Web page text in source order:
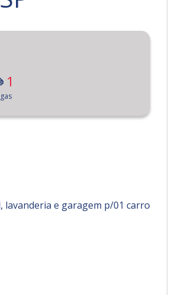
1
lavanderia e garagem p/01 carro